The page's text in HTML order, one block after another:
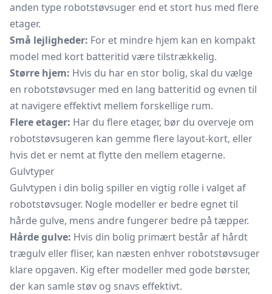
anden type robotstøvsuger end et stort hus med flere
etager.
Små lejligheder: For et mindre hjem kan en kompakt
model med kort batteritid være tilstrækkelig.
Større hjem: Hvis du har en stor bolig, skal du vælge
en robotstøvsuger med en lang batteritid og evnen til
at navigere effektivt mellem forskellige rum.
Flere etager: Har du flere etager, bør du overveje om
robotstøvsugeren kan gemme flere layout-kort, eller
hvis det er nemt at flytte den mellem etagerne.
Gulvtyper
Gulvtypen i din bolig spiller en vigtig rolle i valget af
robotstøvsuger. Nogle modeller er bedre egnet til
hårde gulve, mens andre fungerer bedre på tæpper.
Hårde gulve: Hvis din bolig primært består af hårdt
trægulv eller fliser, kan næsten enhver robotstøvsuger
klare opgaven. Kig efter modeller med gode børster,
der kan samle støv og snavs effektivt.